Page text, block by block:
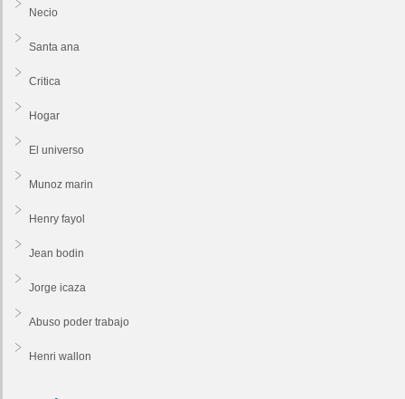
Necio
Santa ana
Critica
Hogar
El universo
Munoz marin
Henry fayol
Jean bodin
Jorge icaza
Abuso poder trabajo
Henri wallon